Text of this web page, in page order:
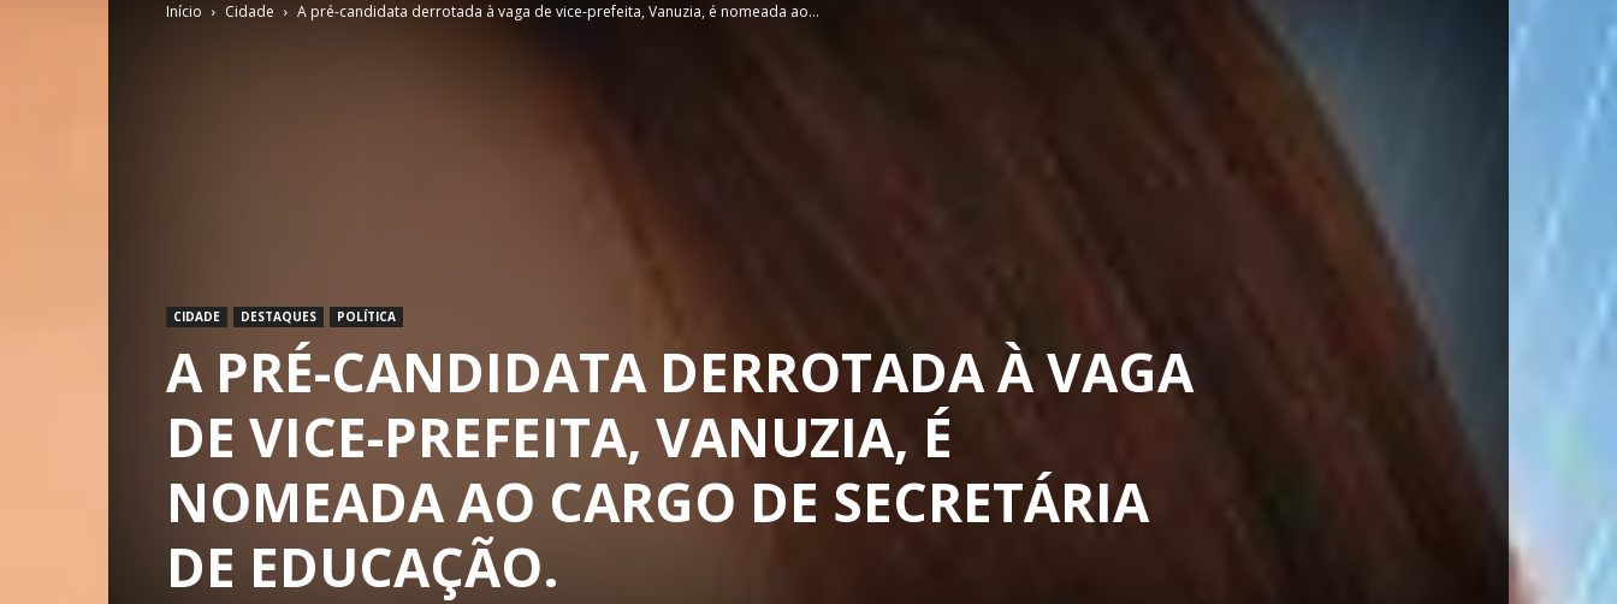
Início Cidade A pré-candidata derrotada à vaga de vice-prefeita, Vanuzia, é nomeada ao...
CIDADE DESTAQUES POLÍTICA
A PRÉ-CANDIDATA DERROTADA À VAGA
DE VICE-PREFEITA, VANUZIA, É
NOMEADA AO CARGO DE SECRETÁRIA
DE EDUCAÇÃO.